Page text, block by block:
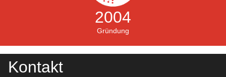
2004
Gründung
Kontakt